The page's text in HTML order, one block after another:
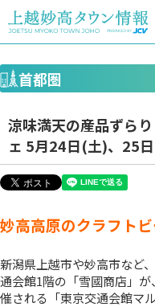
首都圏
涼味満天の産品ずら
ェ 5月24日(土)、25
妙高高原のクラフトビ
新潟県上越市や妙高市など
通会館1階の「雪國商店」
催される「東京交通会館マ